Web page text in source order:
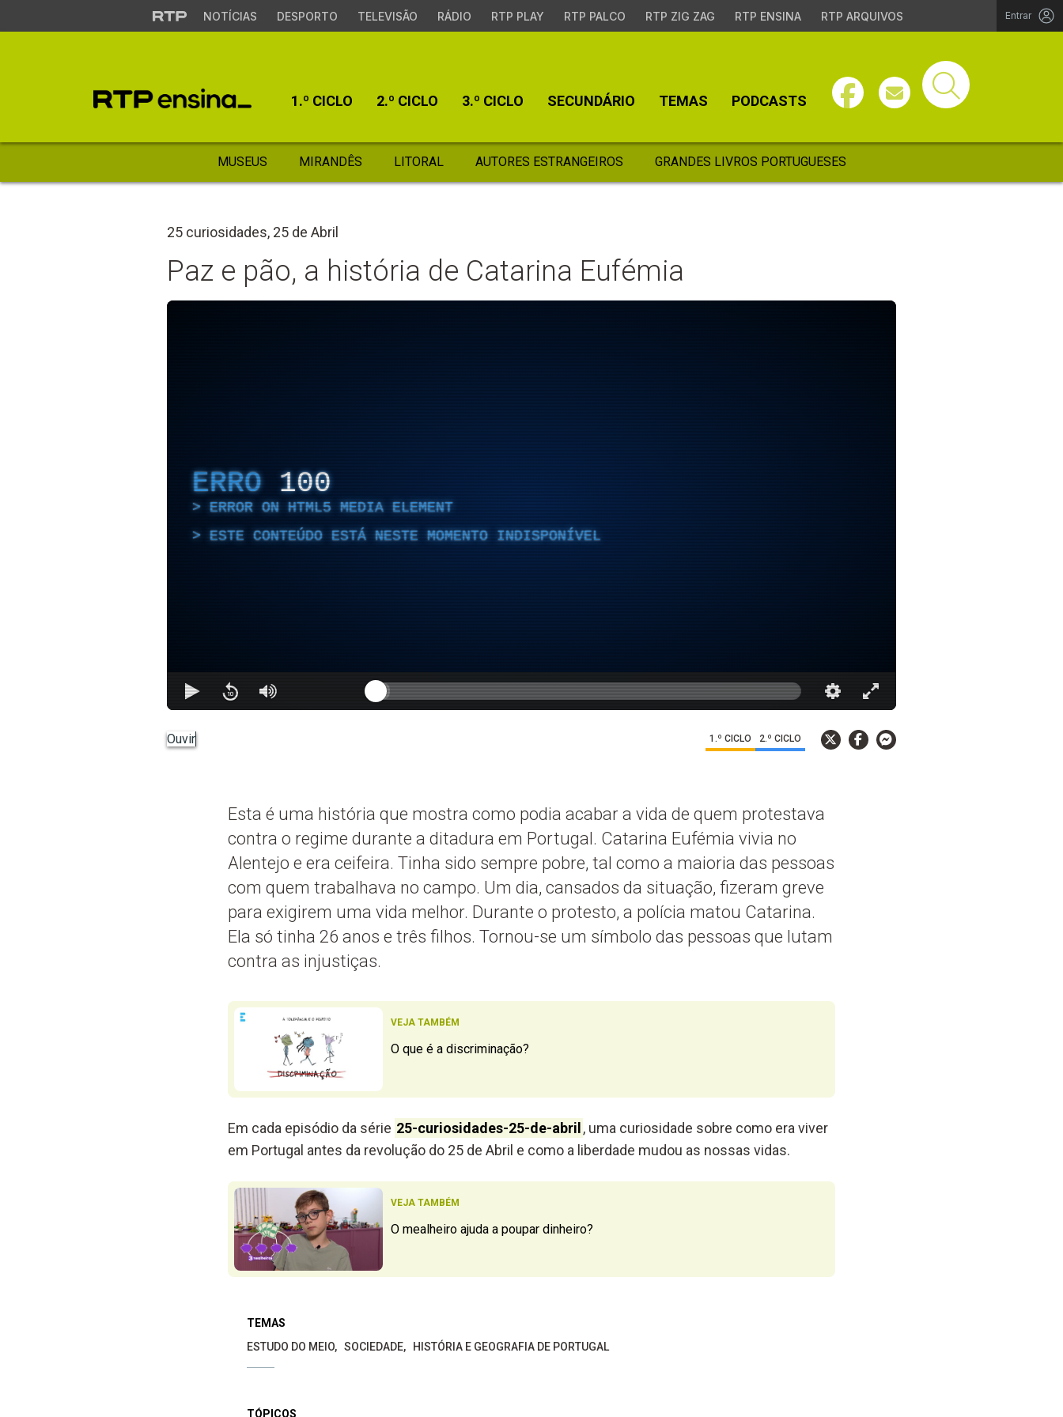
NOTÍCIAS DESPORTO TELEVISÃO RÁDIO RTP PLAY RTP PALCO RTP ZIG ZAG RTP ENSINA RTP ARQUIVOS Entrar
1.º CICLO 2.º CICLO 3.º CICLO SECUNDÁRIO TEMAS PODCASTS
MUSEUS MIRANDÊS LITORAL AUTORES ESTRANGEIROS GRANDES LIVROS PORTUGUESES
25 curiosidades, 25 de Abril
Paz e pão, a história de Catarina Eufémia
ERRO 100
ERROR ON HTML5 MEDIA ELEMENT
ESTE CONTEÚDO ESTÁ NESTE MOMENTO INDISPONÍVEL
Ouvir 1.º CICLO 2.º CICLO
Esta é uma história que mostra como podia acabar a vida de quem protestava
contra o regime durante a ditadura em Portugal. Catarina Eufémia vivia no
Alentejo e era ceifeira. Tinha sido sempre pobre, tal como a maioria das pessoas
com quem trabalhava no campo. Um dia, cansados da situação, fizeram greve
para exigirem uma vida melhor. Durante o protesto, a polícia matou Catarina.
Ela só tinha 26 anos e três filhos. Tornou-se um símbolo das pessoas que lutam
contra as injustiças.
VEJA TAMBÉM
O que é a discriminação?
Em cada episódio da série 25-curiosidades-25-de-abril, uma curiosidade sobre como era viver
em Portugal antes da revolução do 25 de Abril e como a liberdade mudou as nossas vidas.
VEJA TAMBÉM
O mealheiro ajuda a poupar dinheiro?
TEMAS
ESTUDO DO MEIO
SOCIEDADE HISTÓRIA E GEOGRAFIA DE PORTUGAL
TÓPICOS